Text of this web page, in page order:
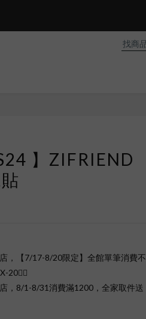
】ZIFRIEND
，【7/17-8/20限定】全館單筆消費不
20❤️‍🔥
，8/1-8/31消費滿1200，全家取件送